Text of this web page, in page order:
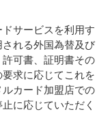
サービスを利用す
れる外国為替及び
可書、証明書その
求に応じてこれを
カード加盟店での
に応じていただく